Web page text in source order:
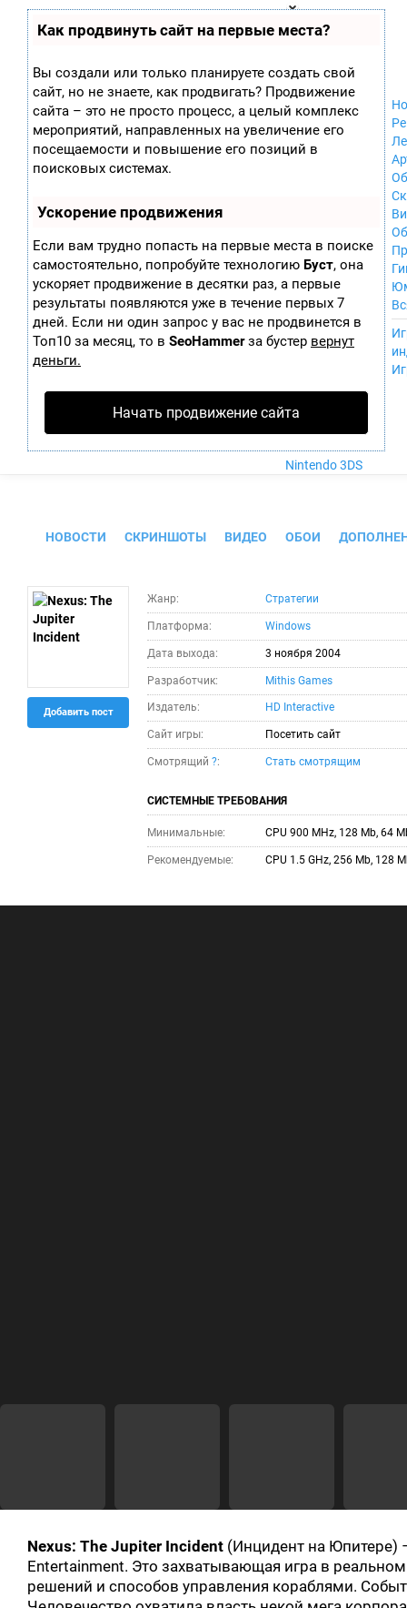
Как продвинуть сайт на первые места?
Вы создали или только планируете создать свой
сайт, но не знаете, как продвигать? Продвижение
сайта – это не просто процесс, а целый комплекс
мероприятий, направленных на увеличение его
посещаемости и повышение его позиций в
поисковых системах.
Ускорение продвижения
Если вам трудно попасть на первые места в поиске
самостоятельно, попробуйте технологию Буст, она
ускоряет продвижение в десятки раз, а первые
результаты появляются уже в течение первых 7
дней. Если ни один запрос у вас не продвинется в
Топ10 за месяц, то в SeoHammerза бустер вернут
деньги.
Начать продвижение сайта
играх
ла
ор
м
ы
Xbox 360
Nintendo Wii
Nintendo
GameCube
PlayStation
PlayStation 2
Portable
Nintendo DS
Android
iOS
MacOS
Sega Mega Drive
Mobile
Nintendo Wii U
Nintendo 3DS
НОВОСТИ СКРИНШОТЫ ВИДЕО ОБОИ
Жанр: Стратегии
Платформа: Windows
Дата выхода: 3 ноября 2004
Разработчик: Mithis Games
Издатель: HD Interactive
Сайт игры: Посетить сайт
Смотрящий ?: Стать смотрящим
СИСТЕМНЫЕ ТРЕБОВАНИЯ
Минимальные: CPU 900 MHz, 128 Mb, 64
Рекомендуемые: CPU 1.5 GHz, 256 Mb, 128
Добавить пост
Nexus: The Jupiter Incident (Инцидент на Юпитере)
Entertainment. Это захватывающая игра в
решений и способов управления кораблями.